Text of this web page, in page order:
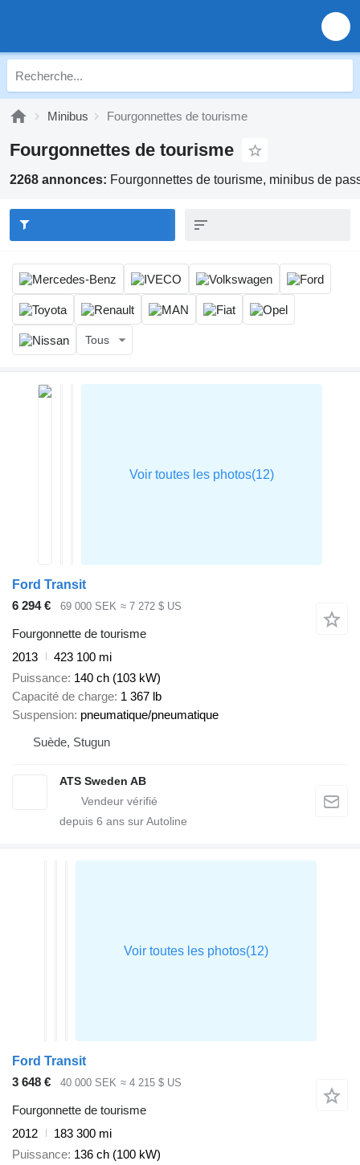
Minibus Fourgonnettes de tourisme
Fourgonnettes de tourisme
2268 annonces: Fourgonnettes de tourisme, minibus de
Tous
Ford Transit
6 294 €
69 000 SEK ≈ 7 272 $ US
Fourgonnette de tourisme
2013
423 100 mi
Puissance 140 ch (103 kW)
Capacité de charge 1 367 lb
Suspension pneumatique/pneumatique
Suède, Stugun
ATS Sweden AB
depuis 6 ans sur Autoline
Ford Transit
3 648 €
40 000 SEK ≈ 4 215 $ US
Fourgonnette de tourisme
2012
183 300 mi
Puissance 136 ch (100 kW)